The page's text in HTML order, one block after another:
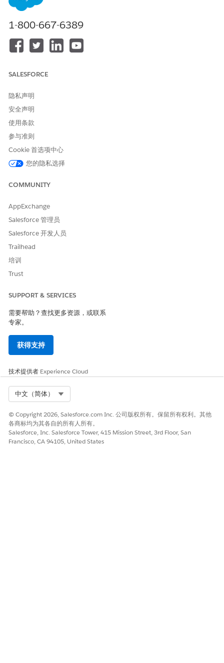
备注我们建议将库的写入和编辑访问权限限制为只有管理员，以
当使用问题的模板用于创建护理计划时，问题定义会实例化为问
和描述。此信息会在实例化时复制到健康状况记录。
创建目标定义
当使用目标的模板用于创建护理计划时，目标定义会实例化为目
别。此信息会在实例化时复制到目标分配记录。
当使用行动计划模板创建护理计划时，行动计划模板会实例化行
名称、优先级、持续时间等。此信息会在实例化时复制到行动计
1-800-667-6389
SALESFORCE
隐私声明
安全声明
使用条款
参与准则
Cookie 首选项中心
您的隐私选择
COMMUNITY
AppExchange
Salesforce 管理员
Salesforce 开发人员
Trailhead
培训
Trust
SUPPORT & SERVICES
需要帮助？查找更多资源，或联系
专家。
获得支持
技术提供者 Experience Cloud
中文（简体）
© Copyright 2026, Salesforce.com Inc. 公司版权所有。保留所有权利。其他
各商标均为其各自的所有人所有。
Salesforce, Inc. Salesforce Tower, 415 Mission Street, 3rd Floor, San
Francisco, CA 94105, United States